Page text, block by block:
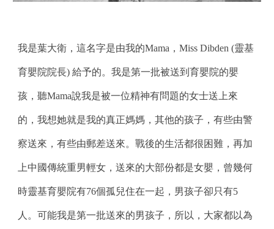
我是葉大衛，這名字是由我的Mama，Miss Dibden (靈基
育嬰院院長) 給予的。我是第一批被送到育嬰院的嬰
孩，聽Mama說我是被一位精神有問題的女士送上來
的，我想她就是我的真正媽媽，其他的孩子，有些由警
察送來，有些由郵差送來。戰後的生活都很困難，再加
上中國傳統重男輕女，送來的大部份都是女嬰，曾幾何
時靈基育嬰院有76個孤兒住在一起，男孩子卻只有5
人。可能我是第一批送來的男孩子，所以，大家都以為